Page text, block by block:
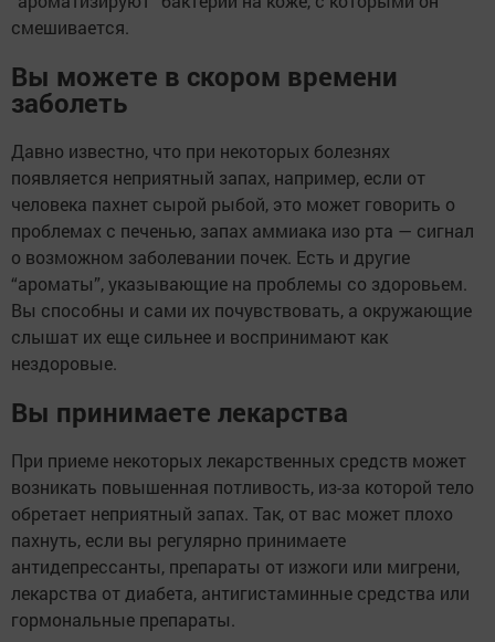
смешивается.
Вы можете в скором времени
заболеть
Давно известно, что при некоторых болезнях
появляется неприятный запах, например, если от
человека пахнет сырой рыбой, это может говорить о
проблемах с печенью, запах аммиака изо рта — сигнал
о возможном заболевании почек. Есть и другие
“ароматы”, указывающие на проблемы со здоровьем.
Вы способны и сами их почувствовать, а окружающие
слышат их еще сильнее и воспринимают как
нездоровые.
Вы принимаете лекарства
При приеме некоторых лекарственных средств может
возникать повышенная потливость, из-за которой тело
обретает неприятный запах. Так, от вас может плохо
пахнуть, если вы регулярно принимаете
антидепрессанты, препараты от изжоги или мигрени,
лекарства от диабета, антигистаминные средства или
гормональные препараты.